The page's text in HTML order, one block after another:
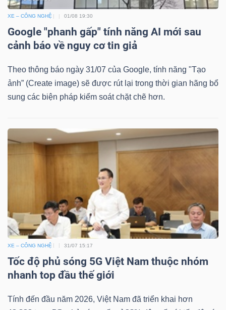
XE – CÔNG NGHỆ 01/08 19:30
Google "phanh gấp" tính năng AI mới sau
cảnh báo về nguy cơ tin giả
Theo thông báo ngày 31/07 của Google, tính năng "Tạo
ảnh” (Create image) sẽ được rút lại trong thời gian hãng bổ
sung các biện pháp kiểm soát chặt chẽ hơn.
XE – CÔNG NGHỆ 31/07 15:17
Tốc độ phủ sóng 5G Việt Nam thuộc nhóm
nhanh top đầu thế giới
Tính đến đầu năm 2026, Việt Nam đã triển khai hơn
phân
(-)
Thuật
ngữ
(-)
vụ
tạo
Sách